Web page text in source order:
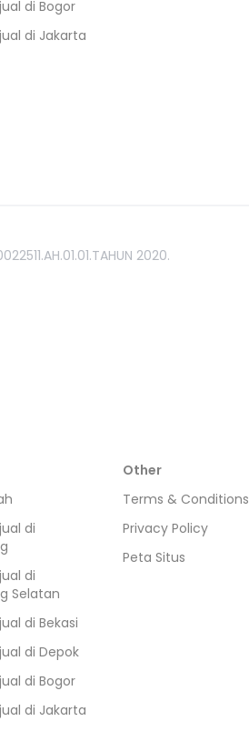
di Bogor
di Jakarta
2020.
di
di
Selatan
di Bekasi
di Depok
di Bogor
di Jakarta
Other
Terms & Conditions
Privacy Policy
Peta Situs